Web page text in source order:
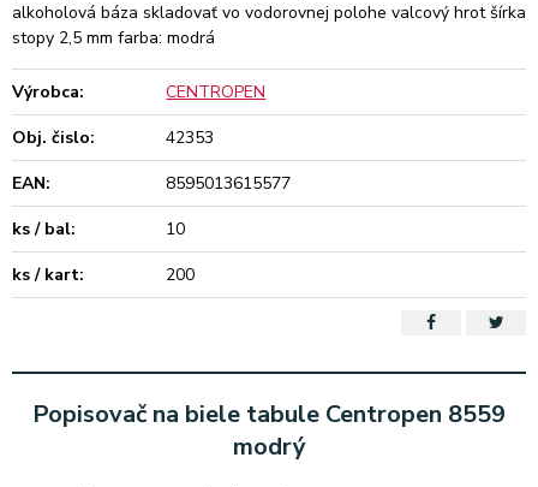
alkoholová báza skladovať vo vodorovnej polohe valcový hrot šírka
stopy 2,5 mm farba: modrá
Výrobca:
CENTROPEN
Obj. čislo:
42353
EAN:
8595013615577
ks / bal:
10
ks / kart:
200
Popisovač na biele tabule Centropen 8559
modrý